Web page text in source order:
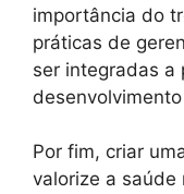
importância do
práticas de
ser integradas a
Por fim, criar
valorize a